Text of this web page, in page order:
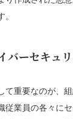
バーセキュ
て重要なのが、
従業員の各々に